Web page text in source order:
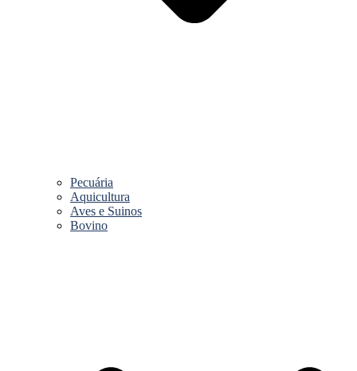
Pecuária
Aquicultura
Aves e Suinos
Bovino